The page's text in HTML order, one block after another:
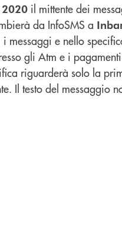
il mittente dei
da InfoSMS a
messaggi e nello
gli Atm e i
riguarderà solo la
Il testo del messaggio